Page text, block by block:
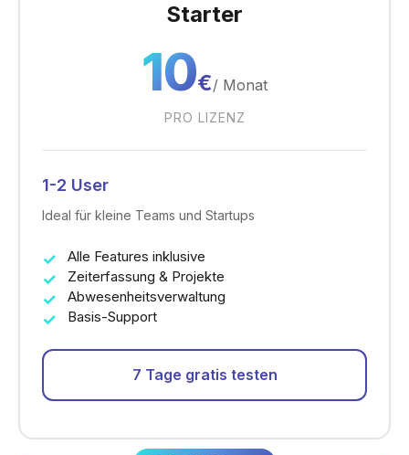
Starter
10€/ Monat
PRO LIZENZ
1-2 User
Ideal für kleine Teams und Startups
Alle Features inklusive
Zeiterfassung & Projekte
Abwesenheitsverwaltung
Basis-Support
7 Tage gratis testen